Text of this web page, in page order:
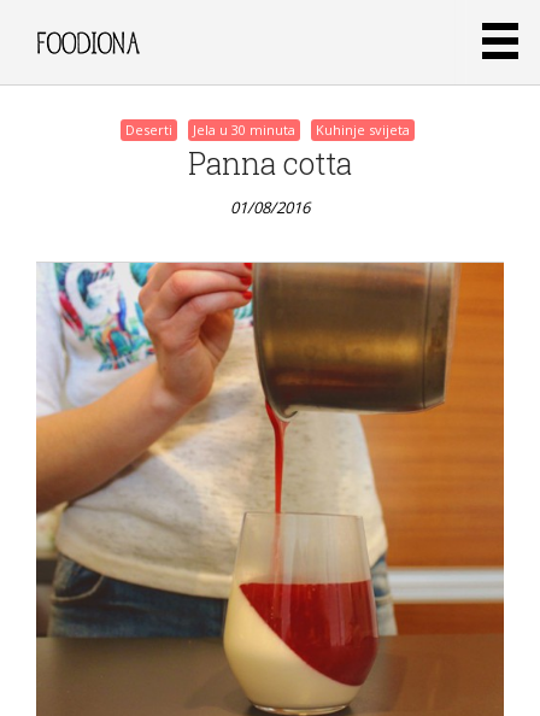
Deserti Jela u 30 minuta Kuhinje svijeta
Panna cotta
01/08/2016